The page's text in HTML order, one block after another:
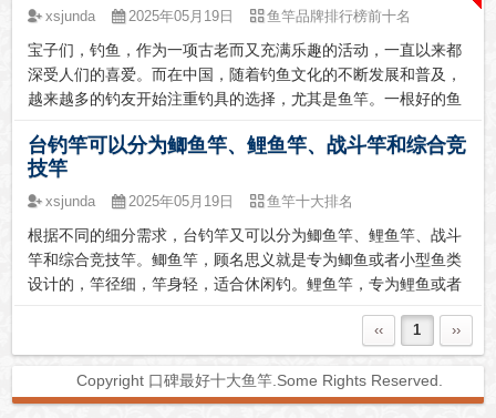
好，关键是要适合自己的需求和习惯，用着顺手才最重要，质量
的产品。很多钓友都问我，哪些钓竿比较好用，也经常询问钓竿
哪款性价比高。为了解决大家选购的难题，我特意整理了一些...
xsjunda 2025年05月19日 鱼竿品牌排行榜前十名
宝子们，钓鱼，作为一项古老而又充满乐趣的活动，一直以来都
深受人们的喜爱。而在中国，随着钓鱼文化的不断发展和普及，
越来越多的钓友开始注重钓具的选择，尤其是鱼竿。一根好的鱼
同时，感受到更多的满足和成就感。那么，中国前十的鱼竿排名
是怎样的呢？今天，我们就来一起来瞧一瞧。一、江南鲤说到中
国鱼竿品牌，江南鲤绝对是一个绕不开的名字。作为国内钓具行
了广泛认可。江南鲤的鱼竿以耐用性、灵敏度和性价比著称...
台钓竿可以分为鲫鱼竿、鲤鱼竿、战斗竿和综合竞
技竿
xsjunda 2025年05月19日 鱼竿十大排名
根据不同的细分需求，台钓竿又可以分为鲫鱼竿、鲤鱼竿、战斗
竿和综合竞技竿。鲫鱼竿，顾名思义就是专为鲫鱼或者小型鱼类
设计的，竿径细，竿身轻，适合休闲钓。鲤鱼竿，专为鲤鱼或者
好，强度高，钓草鱼、青鱼也没有问题。战斗竿，具有快速，强
力控鱼的功能，而且飞鱼很方便。一般钓快鱼的比赛会经常用
到，战斗竿的硬度是一个非常重要的指标，用字母H（Hardness
的缩写）表示，一般是2H到8H之间，数字越大，表示硬度越
‹‹ 1 ››
Copyright 口碑最好十大鱼竿.Some Rights Reserved.